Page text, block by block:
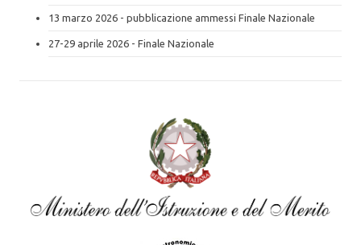
13 marzo 2026 - pubblicazione ammessi Finale Nazionale
27-29 aprile 2026 - Finale Nazionale